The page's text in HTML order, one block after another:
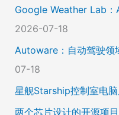
Google Weather Lab：
2026-07-18
Autoware：自动驾驶领
07-18
星舰Starship控制室电
两个芯片设计的开源项目